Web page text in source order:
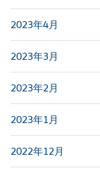
2023年4月
2023年3月
2023年2月
2023年1月
2022年12月